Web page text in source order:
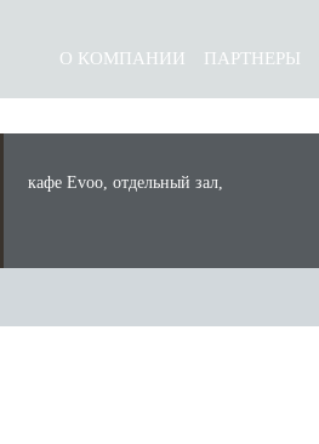
О КОМПАНИИ ПАРТНЕРЫ
кафе Evoo, отдельный зал,